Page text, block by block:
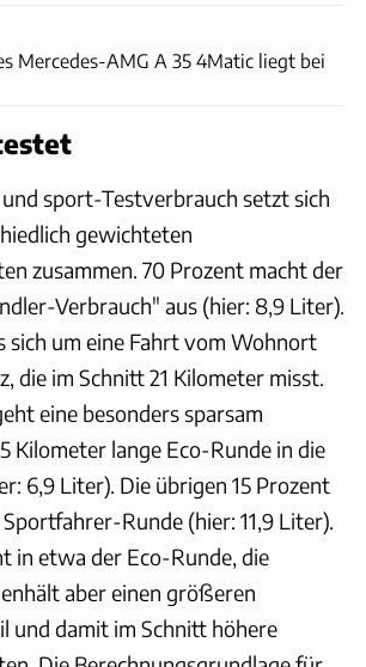
Mercedes-AMG A 35 4Matic liegt bei
sport-Testverbrauch setzt sich
gewichteten
zusammen. 70 Prozent macht der
Verbrauch" aus (hier: 8,9 Liter).
sich um eine Fahrt vom Wohnort
die im Schnitt 21 Kilometer misst.
eine besonders sparsam
Kilometer lange Eco-Runde in die
6,9 Liter). Die übrigen 15 Prozent
Runde (hier: 11,9 Liter).
in etwa der Eco-Runde, die
aber einen größeren
und damit im Schnitt höhere